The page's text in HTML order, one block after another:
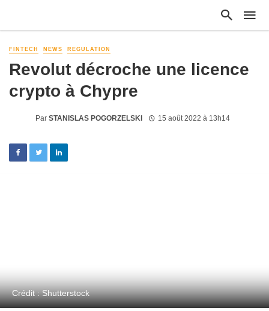
FINTECH NEWS REGULATION
Revolut décroche une licence
crypto à Chypre
Par STANISLAS POGORZELSKI 15 août 2022 à 13h14
Crédit : Shutterstock